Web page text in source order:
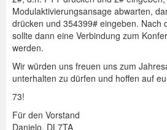
Modulaktivierungsansage abwarten,
drücken und 354399# eingeben. Nach
sollte dann eine Verbindung zum
werden.
Wir würden uns freuen uns zum
unterhalten zu dürfen und hoffen auf
73!
Für den Vorstand
Danielo, DL7TA